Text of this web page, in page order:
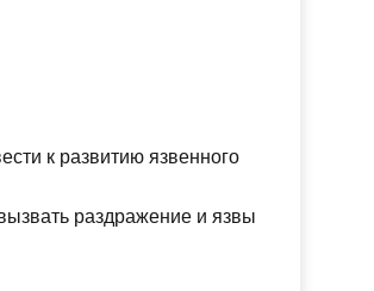
к развитию язвенного
раздражение и язвы